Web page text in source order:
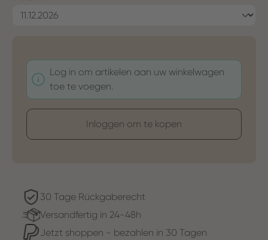
Log in om artikelen aan uw winkelwagen
toe te voegen.
Inloggen om te kopen
30 Tage Rückgaberecht
Versandfertig in 24-48h
Jetzt shoppen - bezahlen in 30 Tagen